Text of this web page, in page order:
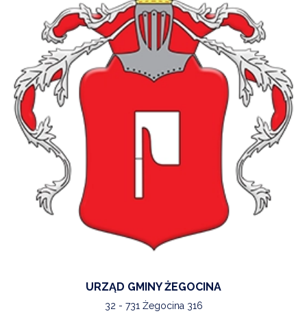
URZĄD GMINY ŻEGOCINA
32 - 731 Żegocina 316